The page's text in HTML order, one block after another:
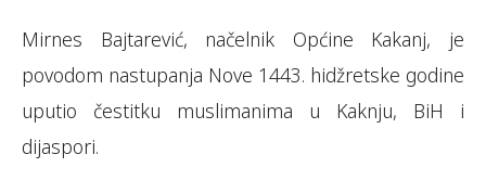
Mirnes Bajtarević, načelnik Općine Kakanj, je
povodom nastupanja Nove 1443. hidžretske godine
uputio čestitku muslimanima u Kaknju, BiH i
dijaspori.